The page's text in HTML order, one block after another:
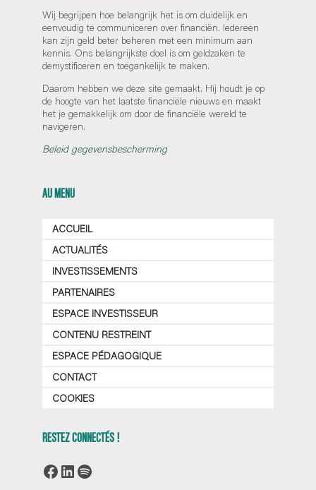
Wij begrijpen hoe belangrijk het is om duidelijk en
eenvoudig te communiceren over financiën. Iedereen
kan zijn geld beter beheren met een minimum aan
kennis. Ons belangrijkste doel is om geldzaken te
demystificeren en toegankelijk te maken.
Daarom hebben we deze site gemaakt. Hij houdt je op
de hoogte van het laatste financiële nieuws en maakt
het je gemakkelijk om door de financiële wereld te
navigeren.
Beleid gegevensbescherming
AU MENU
ACCUEIL
ACTUALITÉS
INVESTISSEMENTS
PARTENAIRES
ESPACE INVESTISSEUR
CONTENU RESTREINT
ESPACE PÉDAGOGIQUE
CONTACT
COOKIES
RESTEZ CONNECTÉS !
Facebook
LinkedIn
Spotify